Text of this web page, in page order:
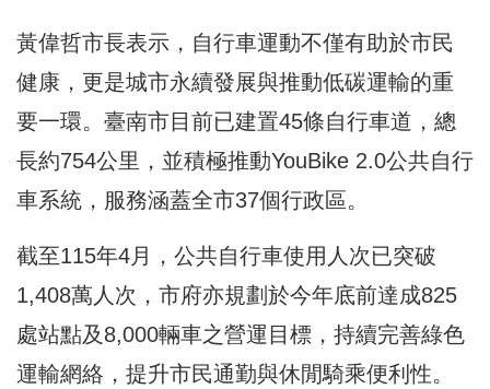
黃偉哲市長表示，自行車運動不僅有助於市民
健康，更是城市永續發展與推動低碳運輸的重
要一環。臺南市目前已建置45條自行車道，總
長約754公里，並積極推動YouBike 2.0公共自行
車系統，服務涵蓋全市37個行政區。
截至115年4月，公共自行車使用人次已突破
1,408萬人次，市府亦規劃於今年底前達成825
處站點及8,000輛車之營運目標，持續完善綠色
運輸網絡，提升市民通勤與休閒騎乘便利性。